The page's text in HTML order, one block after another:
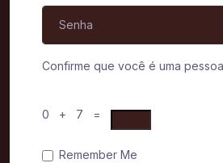
Confirme que você é uma pessoa
0 + 7 =
Remember Me